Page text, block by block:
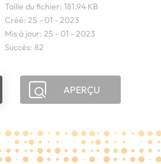
Taille du fichier: 181.94 KB
Créé: 25 - 01 - 2023
Mis à jour: 25 - 01 - 2023
Succès: 82
APERÇU